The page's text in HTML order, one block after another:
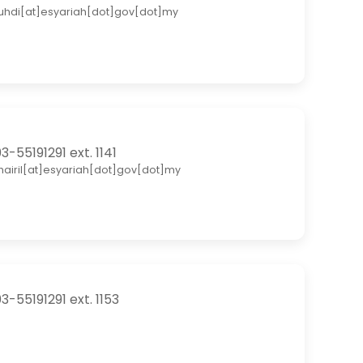
55191291 ext. 1141
55191291 ext. 1153